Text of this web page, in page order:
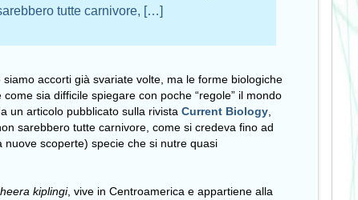
tutte carnivore, […]
accorti già svariate volte, ma le forme biologiche
sia difficile spiegare con poche “regole” il mondo
un articolo pubblicato sulla rivistaCurrent Biology
sarebbero tutte carnivore, come si credeva fino ad
nuove scoperte) specie che si nutre quasi
kiplingi, vive in Centroamerica e appartiene alla